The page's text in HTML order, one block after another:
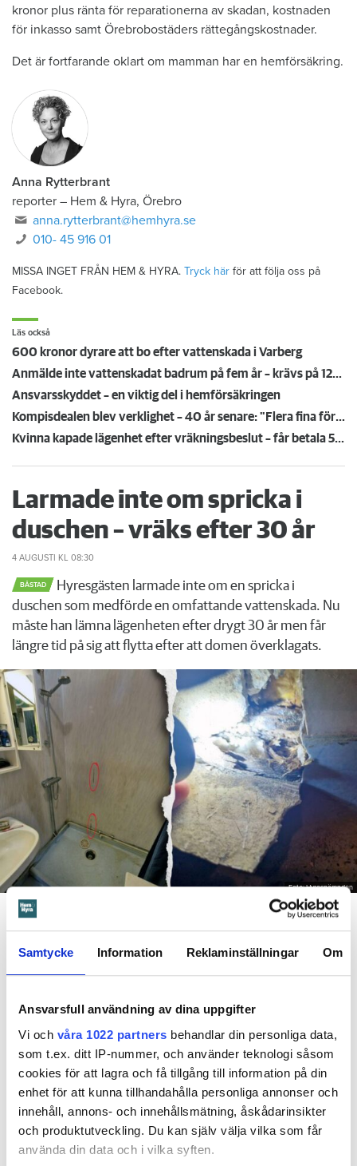
Samtycke Information Reklaminställningar Om
Ansvarsfull användning av dina uppgifter
Vi och våra 1022 partners behandlar din personliga data,
som t.ex. ditt IP-nummer, och använder teknologi såsom
cookies för att lagra och få tillgång till information på din
enhet för att kunna tillhandahålla personliga annonser och
innehåll, annons- och innehållsmätning, åskådarinsikter
och produktutveckling. Du kan själv välja vilka som får
använda din data och i vilka syften.
kronor plus ränta för reparationerna av skadan, kostnaden
för inkasso samt Örebrobostäders rättegångskostnader.
Det är fortfarande oklart om mamman har en hemförsäkring.
Anna Rytterbrant
reporter – Hem & Hyra, Örebro
anna.rytterbrant@hemhyra.se
010- 45 916 01
MISSA INGET FRÅN HEM & HYRA. Tryck här för att följa oss på
Facebook.
Läs också
600 kronor dyrare att bo efter vattenskada i Varberg
Anmälde inte vattenskadat badrum på fem år – krävs på 125 000 kronor
Ansvarsskyddet – en viktig del i hemförsäkringen
Kompisdealen blev verklighet – 40 år senare: "Flera fina fördelar med att dela bostad"
Kvinna kapade lägenhet efter vräkningsbeslut – får betala 50 000
Larmade inte om spricka i
duschen – vräks efter 30 år
4 AUGUSTI KL 08:30
BÅSTAD
Hyresgästen larmade inte om en spricka i
duschen som medförde en omfattande vattenskada. Nu
måste han lämna lägenheten efter drygt 30 år men får
längre tid på sig att flytta efter att domen överklagats.
Foto: Hyresnämnden
En inspektion visade att vatten under en längre tid läckt in genom sprickor i väggen (de
röda markeringarna) och orsakat rötskador i syllen.
Dela Tweeta
1995 men måste nu flytta sedan hans kontrakt prövats både
i hyresnämnden och i hovrätten.
Skada upptäcktes av hantverkare
Det var när hyresvärdens hantverkare skulle byta ett
duschmunstycke under hösten förra året som en spricka i
plastmattan på väggen i duschen upptäcktes. Strax efter
detta lät värden ett företag göra en besiktning av